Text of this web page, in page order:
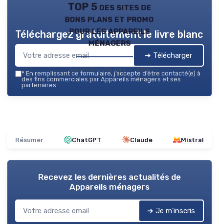
TOP 5 des sites de
bons plans et promo
pour les appareils
ménagers
Appareils ménagers — 2026
Téléchargez gratuitement le livre blanc
➔ Télécharger
* En remplissant ce formulaire, j’accepte d’être contacté(e) à
des fins commerciales par Appareils ménagers et ses
partenaires.
Résumer ChatGPT Claude Mistral
Recevez les dernières actualités de
Appareils ménagers
➔ Je m'inscris